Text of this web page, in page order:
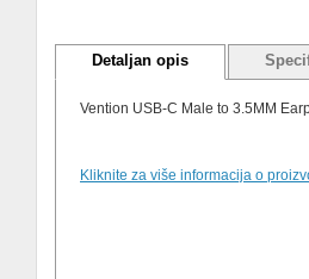
Detaljan opis
Vention USB-C Male to 3.5MM
Kliknite za više informacija o